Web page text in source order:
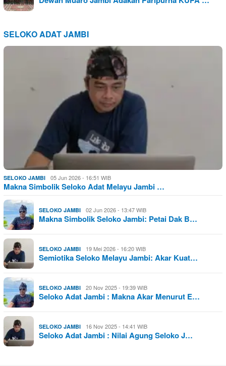
SELOKO ADAT JAMBI
SELOKO JAMBI 05 Jun 2026 - 16:51 WIB
Makna Simbolik Seloko Adat Melayu Jambi …
SELOKO JAMBI 02 Jun 2026 - 13:47 WIB
Makna Simbolik Seloko Jambi: Petai Dak B…
SELOKO JAMBI 19 Mei 2026 - 16:20 WIB
Semiotika Seloko Melayu Jambi: Akar Kuat…
SELOKO JAMBI 20 Nov 2025 - 19:39 WIB
Seloko Adat Jambi : Makna Akar Menurut E…
SELOKO JAMBI 16 Nov 2025 - 14:41 WIB
Seloko Adat Jambi : Nilai Agung Seloko J…